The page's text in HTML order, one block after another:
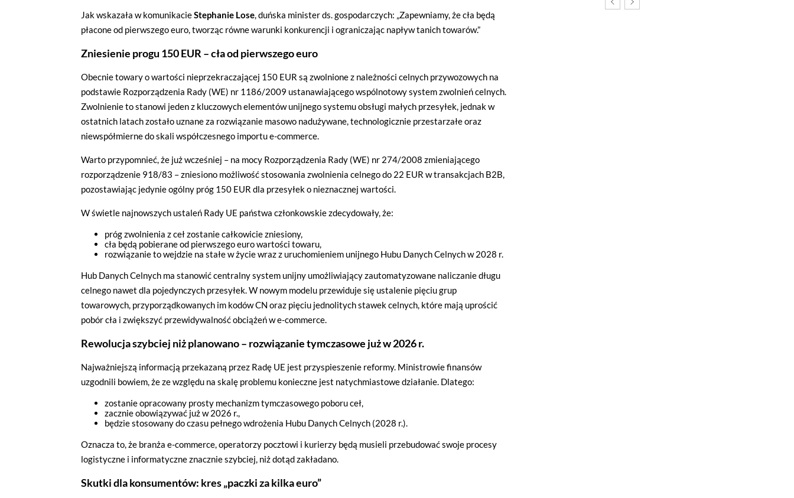
Jak wskazała w komunikacieStephanie Lose, duńska minister ds. gospodarczych: „Zapewniamy, że cła będą
płacone od pierwszego euro, tworząc równe warunki konkurencji i ograniczając napływ tanich towarów.”
Zniesienie progu 150 EUR – cła od pierwszego euro
Obecnie towary o wartości nieprzekraczającej 150 EUR są zwolnione z należności celnych przywozowych na
podstawie Rozporządzenia Rady (WE) nr 1186/2009 ustanawiającego wspólnotowy system zwolnień celnych.
Zwolnienie to stanowi jeden z kluczowych elementów unijnego systemu obsługi małych przesyłek, jednak w
ostatnich latach zostało uznane za rozwiązanie masowo nadużywane, technologicznie przestarzałe oraz
niewspółmierne do skali współczesnego importu e-commerce.
Warto przypomnieć, że już wcześniej – na mocy Rozporządzenia Rady (WE) nr 274/2008 zmieniającego
rozporządzenie 918/83 – zniesiono możliwość stosowania zwolnienia celnego do 22 EUR w transakcjach B2B,
pozostawiając jedynie ogólny próg 150 EUR dla przesyłek o nieznacznej wartości.
W świetle najnowszych ustaleń Rady UE państwa członkowskie zdecydowały, że:
próg zwolnienia z ceł zostanie całkowicie zniesiony,
cła będą pobierane od pierwszego euro wartości towaru,
rozwiązanie to wejdzie na stałe w życie wraz z uruchomieniem unijnego Hubu Danych Celnych w 2028 r.
Hub Danych Celnych ma stanowić centralny system unijny umożliwiający zautomatyzowane naliczanie długu
celnego nawet dla pojedynczych przesyłek. W nowym modelu przewiduje się ustalenie pięciu grup
towarowych, przyporządkowanych im kodów CN oraz pięciu jednolitych stawek celnych, które mają uprościć
pobór cła i zwiększyć przewidywalność obciążeń w e-commerce.
Rewolucja szybciej niż planowano – rozwiązanie tymczasowe już w 2026 r.
Najważniejszą informacją przekazaną przez Radę UE jest przyspieszenie reformy. Ministrowie finansów
uzgodnili bowiem, że ze względu na skalę problemu konieczne jest natychmiastowe działanie. Dlatego:
zostanie opracowany prosty mechanizm tymczasowego poboru ceł,
zacznie obowiązywać już w 2026 r.,
będzie stosowany do czasu pełnego wdrożenia Hubu Danych Celnych (2028 r.).
Oznacza to, że branża e-commerce, operatorzy pocztowi i kurierzy będą musieli przebudować swoje procesy
logistyczne i informatyczne znacznie szybciej, niż dotąd zakładano.
Skutki dla konsumentów: kres „paczki za kilka euro”